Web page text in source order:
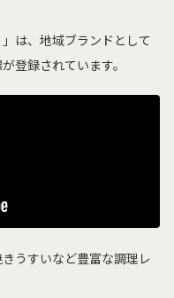
は、地域ブランドとして
登録されています。
うすいなど豊富な調理レ